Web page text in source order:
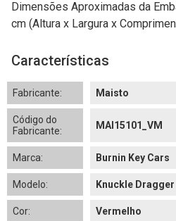
Dimensões Aproximadas da
cm (Altura x Largura x
Características
Fabricante: Maisto
Código do
Fabricante:
MAI15101_VM
Marca: Burnin Key Cars
Modelo: Knuckle Dragger
Cor: Vermelho